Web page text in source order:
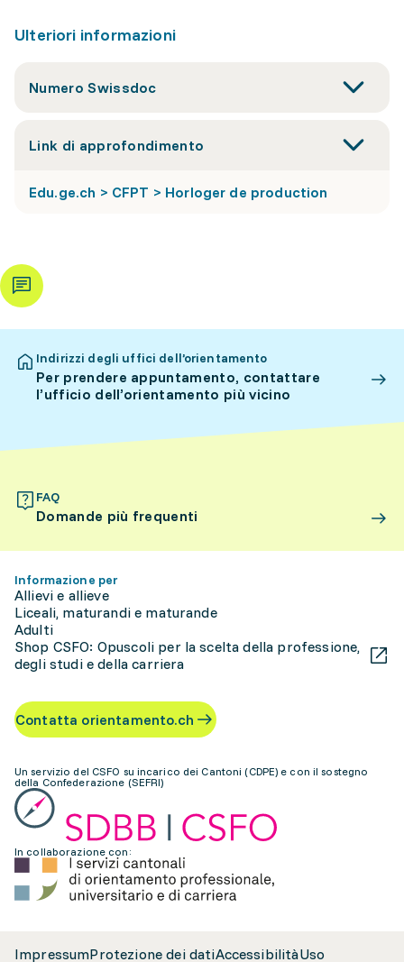
Ulteriori informazioni
Numero Swissdoc
Link di approfondimento
Edu.ge.ch > CFPT > Horloger de production
Indirizzi degli uffici dell’orientamento
Per prendere appuntamento, contattare
l’ufficio dell’orientamento più vicino
FAQ
Domande più frequenti
Informazione per
Allievi e allieve
Liceali, maturandi e maturande
Adulti
Shop CSFO: Opuscoli per la scelta della professione,
degli studi e della carriera
Contatta orientamento.ch
Un servizio del CSFO su incarico dei Cantoni (CDPE) e con il sostegno
della Confederazione (SEFRI)
In collaborazione con:
ImpressumProtezione dei datiAccessibilitàUso